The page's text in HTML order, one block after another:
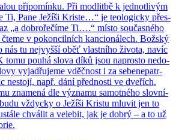
při­po­mín­ku. Při mod­lit­bě k jed­not­li­vým
Ti, Pane Je­ží­ši Kris­te…“ je te­o­lo­gic­ky přes­
„a dob­ro­ře­čí­me Ti….“ místo sou­čas­né­ho
v po­kon­cil­ních kan­ci­o­ná­lech. Bož­ský
nás tu nej­vyš­ší oběť vlast­ní­ho ži­vo­ta, navíc
tomu pouhá slova díků jsou na­pros­to ne­do­
vy­ja­dřu­je­me vděč­nost i za se­be­ne­pa­tr­
ne­sto­jí, např. dání před­nos­ti ve dve­řích.
zna­me­ná dle vý­zna­mu sa­mot­né­ho slov­ní­
vždyc­ky o Je­ží­ši Kris­tu mlu­vit jen to
chvá­lit a ve­le­bit, jak je dobrý – a to už